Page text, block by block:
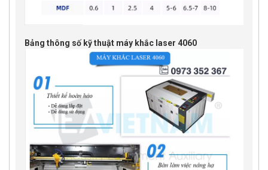
Bảng thông số kỹ thuật máy khắc laser 4060